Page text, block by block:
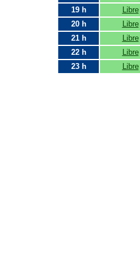
19 h
Libre
20 h
Libre
21 h
Libre
22 h
Libre
23 h
Libre